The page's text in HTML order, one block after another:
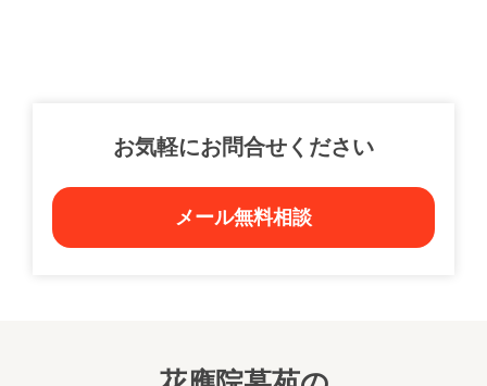
お気軽にお問合せください
メール無料相談